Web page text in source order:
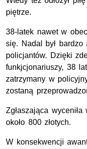
piętrze.
38-latek nawet w
się. Nadal był bardzo
policjantów. Dzięki
funkjcjonariuszy, 38
zatrzymany w
zostaną
Zgłaszająca
około 800 złotych.
W konsekwencji